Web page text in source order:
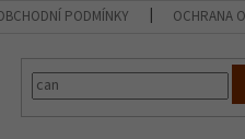
PODMÍNKY OCHRANA